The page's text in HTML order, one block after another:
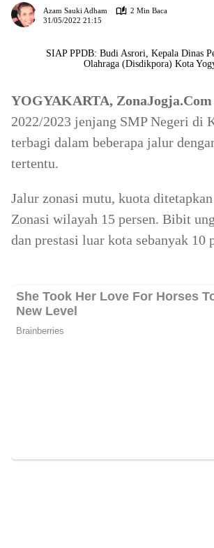
Azam Sauki Adham
2 Min Baca
31/05/2022 21:15
SIAP PPDB: Budi Asrori, Kepala Dinas
Olahraga (Disdikpora) Kota
YOGYAKARTA, ZonaJogja.Com
2022/2023 jenjang SMP Negeri di
terbagi dalam beberapa jalur
tertentu.
Jalur zonasi mutu, kuota ditetapkan
Zonasi wilayah 15 persen. Bibit
dan prestasi luar kota sebanyak 10